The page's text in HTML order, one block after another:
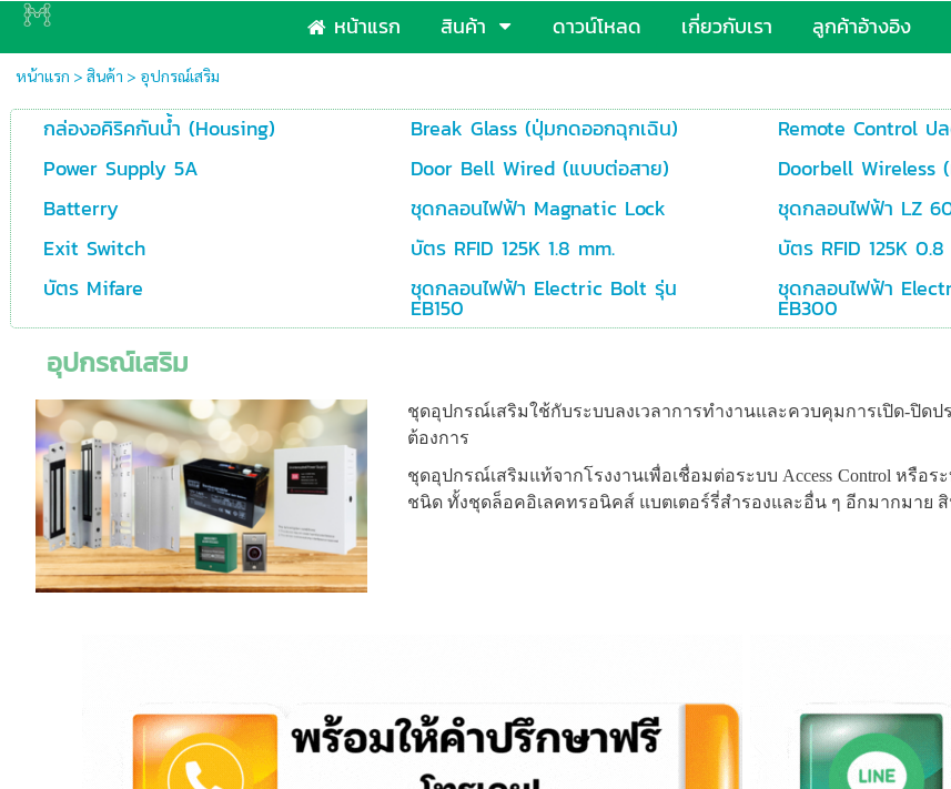
หน้าแรก สินค้า ดาวน์โหลด เกี่ยวกับเรา ลูกค้าอ้างอิง
หน้าแรก > สินค้า > อุปกรณ์เสริม
กล่องอคิริคกันน้ำ (Housing) Break Glass (ปุ่มกดออกฉุกเฉิน)
Remote Control ป
Power Supply 5A
Door Bell Wired (แบบต่อสาย)
Doorbell Wireless
Batterry
ชุดกลอนไฟฟ้า Magnatic Lock
ชุดกลอนไฟฟ้า LZ
Exit Switch
บัตร RFID 125K 1.8 mm.
บัตร RFID 125K
บัตร Mifare
ชุดกลอนไฟฟ้า Electric Bolt รุ่น
EB150
ชุดกลอนไฟฟ้า
EB300
อุปกรณ์เสริม
ชุดอุปกรณ์เสริมใช้กับระบบลงเวลาการทำงานและควบคุมการเปิด-ปิ
ต้องการ
ชุดอุปกรณ์เสริมแท้จากโรงงานเพื่อเชื่อมต่อระบบ Access Control หรื
ชนิด ทั้งชุดล็อคอิเลคทรอนิคส์ แบตเตอร์รี่สำรองและอื่น ๆ อีกมากมาย